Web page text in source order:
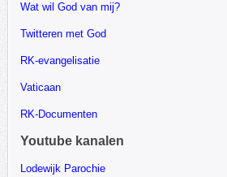
Wat wil God van mij?
Twitteren met God
RK-evangelisatie
Vaticaan
RK-Documenten
Youtube kanalen
Lodewijk Parochie